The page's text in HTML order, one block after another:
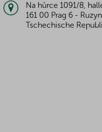
Na hůrce 1091/8,
161 00 Prag 6 -
Tschechische